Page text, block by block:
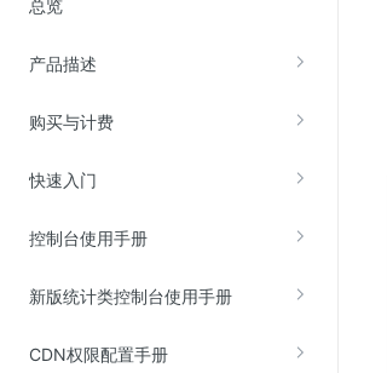
总览
产品描述
购买与计费
快速入门
控制台使用手册
新版统计类控制台使用手册
CDN权限配置手册
在线迁移服务
视频云服务
云直播(KLS)
边缘节点计算
金山云云防火墙